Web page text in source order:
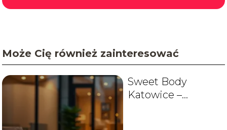
Może Cię również zainteresować
Sweet Body
Katowice –